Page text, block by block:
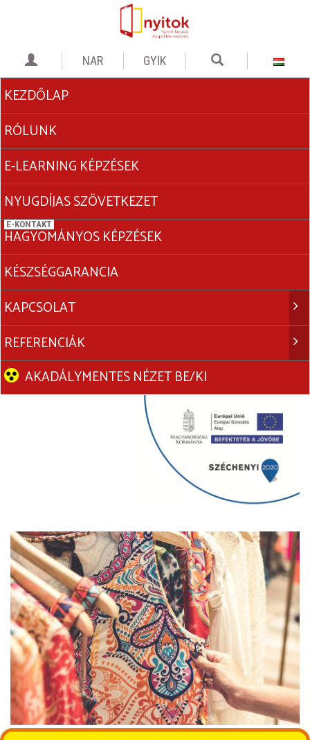
GYIK
KEZDŐLAP
RÓLUNK
E-LEARNING KÉPZÉSEK
NYUGDÍJAS SZÖVETKEZET
HAGYOMÁNYOS KÉPZÉSEK
KÉSZSÉGGARANCIA
KAPCSOLAT
REFERENCIÁK
AKADÁLYMENTES NÉZET BE/KI